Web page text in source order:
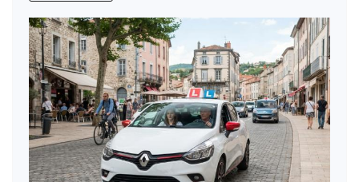
options
financer
études
étudiantes